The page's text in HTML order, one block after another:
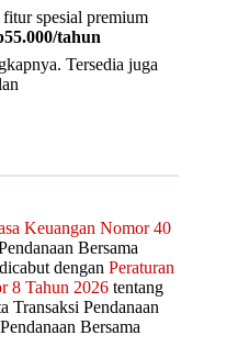
spesial premium
tahun
Tersedia juga
Keuangan Nomor 40
Bersama
dengan Peraturan
8 Tahun 2026 tentang
Transaksi Pendanaan
Bersama